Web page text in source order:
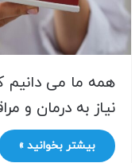
همه ما می دانیم
نیاز به درمان و
بیشتر بخوانید »